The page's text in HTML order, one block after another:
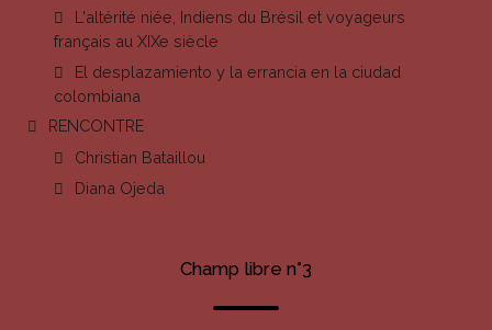
L'altérité niée, Indiens du Brésil et voyageurs
français au XIXe siècle
El desplazamiento y la errancia en la ciudad
colombiana
RENCONTRE
Christian Bataillou
Diana Ojeda
Champ libre n°3